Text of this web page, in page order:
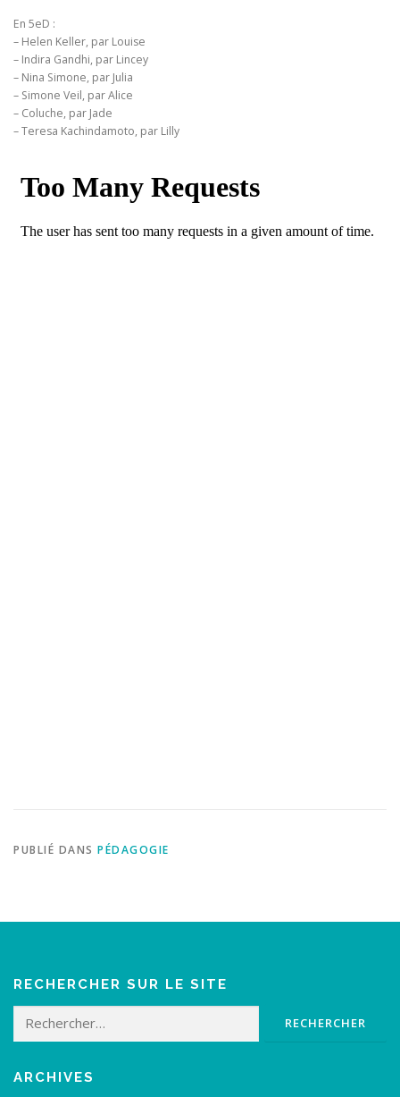
En 5eD :
– Helen Keller, par Louise
– Indira Gandhi, par Lincey
– Nina Simone, par Julia
– Simone Veil, par Alice
– Coluche, par Jade
– Teresa Kachindamoto, par Lilly
PUBLIÉ DANS PÉDAGOGIE
RECHERCHER SUR LE SITE
Rechercher :
ARCHIVES